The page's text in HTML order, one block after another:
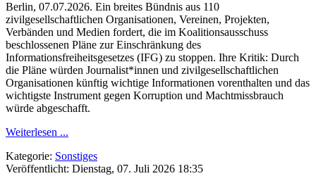
Berlin, 07.07.2026. Ein breites Bündnis aus 110
zivilgesellschaftlichen Organisationen, Vereinen, Projekten,
Verbänden und Medien fordert, die im Koalitionsausschuss
beschlossenen Pläne zur Einschränkung des
Informationsfreiheitsgesetzes (IFG) zu stoppen. Ihre Kritik: Durch
die Pläne würden Journalist*innen und zivilgesellschaftlichen
Organisationen künftig wichtige Informationen vorenthalten und das
wichtigste Instrument gegen Korruption und Machtmissbrauch
würde abgeschafft.
Weiterlesen ...
Kategorie: Sonstiges
Veröffentlicht: Dienstag, 07. Juli 2026 18:35